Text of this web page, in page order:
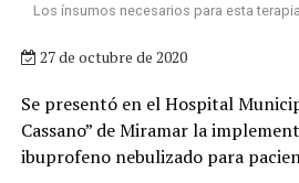
Los ínsumos necesarios para esta
27 de octubre de 2020
Se presentó en el Hospital
Cassano” de Miramar la
ibuprofeno nebulizado para